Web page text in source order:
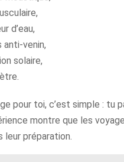
d’eau,
anti-venin,
solaire,
pour toi, c’est simple :
montre que les
préparation.